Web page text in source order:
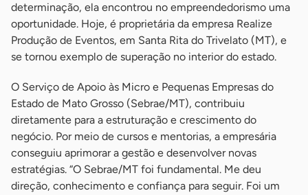
determinação, ela encontrou no empreendedorismo uma
oportunidade. Hoje, é proprietária da empresa Realize
Produção de Eventos, em Santa Rita do Trivelato (MT), e
se tornou exemplo de superação no interior do estado.
O Serviço de Apoio às Micro e Pequenas Empresas do
Estado de Mato Grosso (Sebrae/MT), contribuiu
diretamente para a estruturação e crescimento do
negócio. Por meio de cursos e mentorias, a empresária
conseguiu aprimorar a gestão e desenvolver novas
estratégias. “O Sebrae/MT foi fundamental. Me deu
direção, conhecimento e confiança para seguir. Foi um